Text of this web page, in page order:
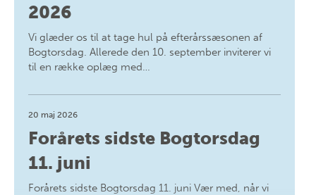
2026
Vi glæder os til at tage hul på efterårssæsonen af
Bogtorsdag. Allerede den 10. september inviterer vi
til en række oplæg med…
20 maj 2026
Forårets sidste Bogtorsdag
11. juni
Forårets sidste Bogtorsdag 11. juni Vær med, når vi